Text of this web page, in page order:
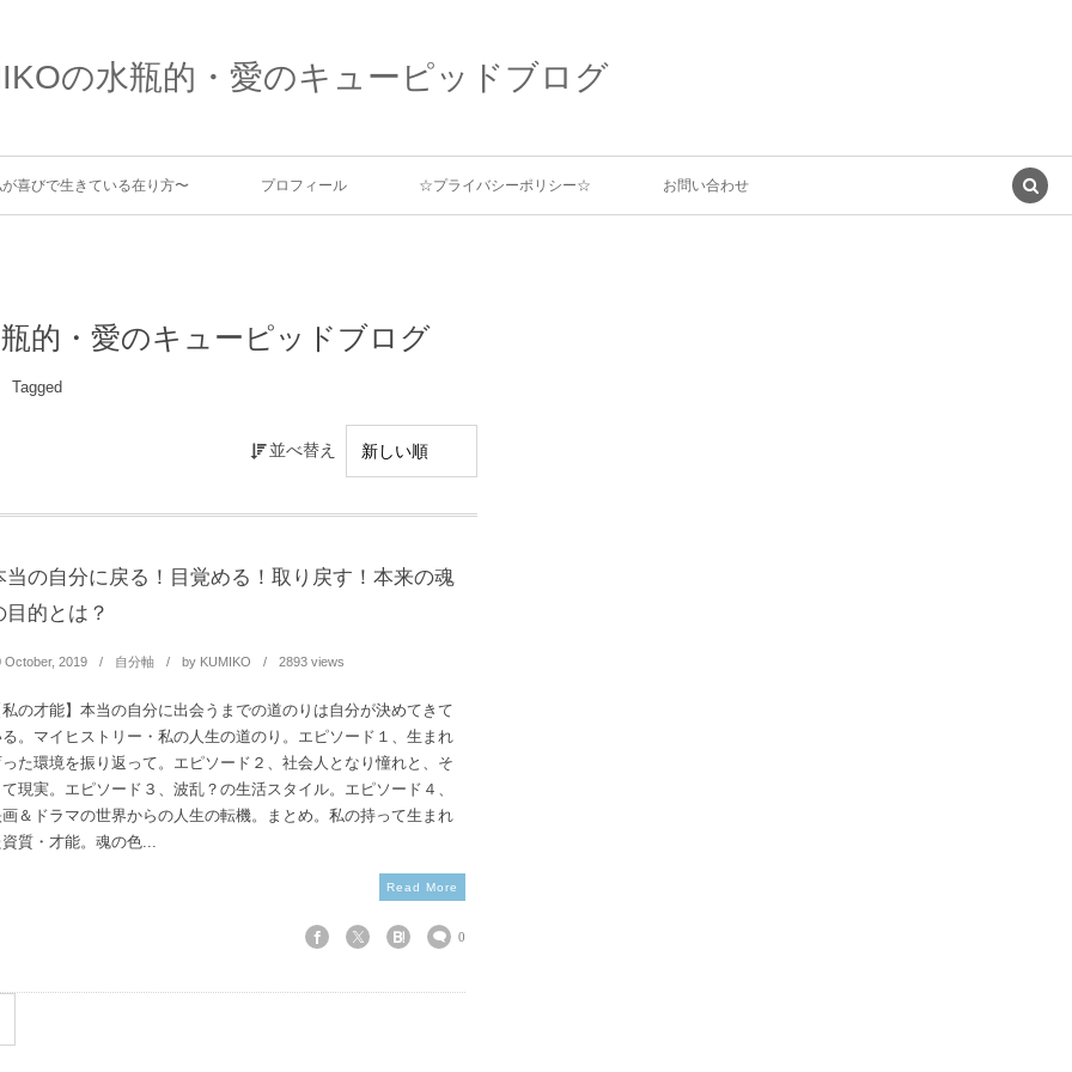
の水瓶的・愛のキューピッドブログ
喜びで生きている在り方〜 プロフィール ☆プライバシーポリシー☆ お問い合わせ
的・愛のキューピッドブログ
Tagged
並べ替え
当の自分に戻る！目覚める！取り戻す！本来の魂
目的とは？
October, 2019 自分軸 by KUMIKO 2893 views
の才能】本当の自分に出会うまでの道のりは自分が決めてきて
。マイヒストリー・私の人生の道のり。エピソード１、生まれ
た環境を振り返って。エピソード２、社会人となり憧れと、そ
現実。エピソード３、波乱？の生活スタイル。エピソード４、
＆ドラマの世界からの人生の転機。まとめ。私の持って生まれ
質・才能。魂の色...
Read More
0